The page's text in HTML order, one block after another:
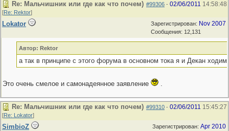
#99306 - 02/06/2011 14:58:48
Re: Мальчишник или где как что почем)
[Re: Rektor]
Зарегистрирован: Nov 2007
Сообщения: 12,131
Lokator
Автор: Rektor
а так в принципе с этого форума в основном тока я и Декан
Это очень смелое и самонадеянное заявление .
#99310 - 02/06/2011 15:45:27
Re: Мальчишник или где как что почем)
[Re: Lokator]
Зарегистрирован: Apr 2010
SimbioZ